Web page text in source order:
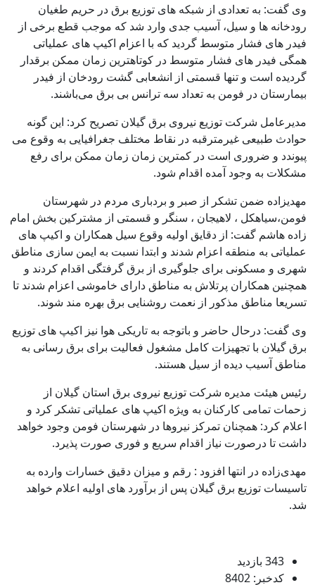
وی گفت: به تعدادی از شبکه های توزیع برق در حریم طغیان
رودخانه ها و سیل، آسیب جدی وارد شد که موجب قطع برخی از
فیدر های فشار متوسط گردید که با اعزام اکیپ های عملیاتی
همگی فیدر های فشار متوسط در کوتاهترین زمان ممکن برقدار
گردیده است و تنها قسمتی از انشعابی گشت رودخان از فیدر
بیمارستان در فومن به تعداد سه ترانس بی برق می‌باشند.
مدیرعامل شرکت توزیع نیروی برق گیلان تصریح کرد: این گونه
حوادث طبیعی غیرمترقبه در نقاط مختلف جغرافیایی به وقوع می
پیوندد و ضروری است در کمترین زمان زمان ممکن برای رفع
مشکلات به وجود آمده اقدام شود.
مهدیزاده ضمن تشکر از صبر و بردباری مردم در شهرستان
فومن،سیاهکل ، لاهیجان ، سنگر و قسمتی از مشترکین بخش امام
زاده هاشم گفت: از دقایق اولیه وقوع سیل همکاران و اکیپ های
عملیاتی به منطقه اعزام شدند و ابتدا نسبت به ایمن سازی مناطق
شهری و مسکونی برای جلوگیری از برق گرفتگی اقدام کردند و
همچنین همکاران پرتلاش به مناطق دارای خاموشی اعزام شدند تا
تسریعا مناطق مذکور از نعمت روشنایی برق بهره مند شوند.
وی گفت: درحال حاضر و باتوجه به تاریکی هوا نیز اکیپ های توزیع
برق گیلان با تجهیزات کامل مشغول فعالیت برای برق رسانی به
مناطق آسیب دیده از سیل هستند.
رئیس هیئت مدیره شرکت توزیع نیروی برق استان گیلان از
زحمات تمامی کارکنان به ویژه اکیپ های عملیاتی تشکر کرد و
اعلام کرد: همچنان تمرکز نیروها در شهرستان فومن وجود خواهد
داشت تا درصورت نیاز اقدام سریع و فوری صورت پذیرد.
مهدی‌زاده در انتها افزود : رقم و میزان دقیق خسارات وارده به
تاسیسات توزیع برق گیلان پس از برآورد های اولیه اعلام خواهد
شد.
343 بازدید
کدخبر: 8402